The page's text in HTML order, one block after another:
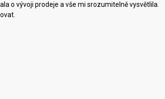
o vývoji prodeje a vše mi srozumitelně vysvětlila.